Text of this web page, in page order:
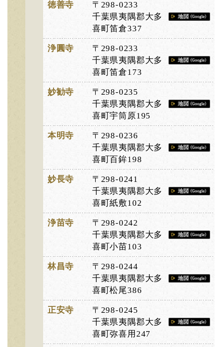
徳善寺
〒298-0233
千葉県夷隅郡大多
喜町笛倉337
浄圓寺
〒298-0233
千葉県夷隅郡大多
喜町笛倉173
妙勧寺
〒298-0235
千葉県夷隅郡大多
喜町宇筒原195
本明寺
〒298-0236
千葉県夷隅郡大多
喜町百鉾198
妙長寺
〒298-0241
千葉県夷隅郡大多
喜町紙敷102
浄苗寺
〒298-0242
千葉県夷隅郡大多
喜町小苗103
林昌寺
〒298-0244
千葉県夷隅郡大多
喜町松尾386
正安寺
〒298-0245
千葉県夷隅郡大多
喜町弥喜用247